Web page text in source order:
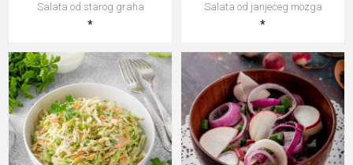
Salata od starog graha
*
Salata od janjećeg mozga
*